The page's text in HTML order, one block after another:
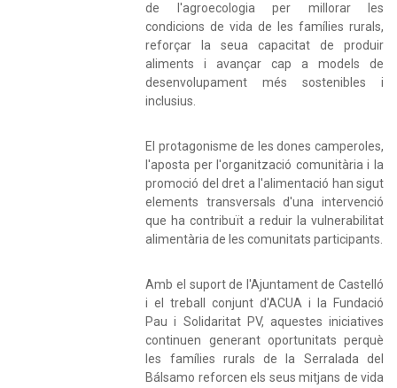
de l'agroecologia per millorar les
condicions de vida de les famílies rurals,
reforçar la seua capacitat de produir
aliments i avançar cap a models de
desenvolupament més sostenibles i
inclusius.
El protagonisme de les dones camperoles,
l'aposta per l'organització comunitària i la
promoció del dret a l'alimentació han sigut
elements transversals d'una intervenció
que ha contribuït a reduir la vulnerabilitat
alimentària de les comunitats participants.
Amb el suport de l'Ajuntament de Castelló
i el treball conjunt d'ACUA i la Fundació
Pau i Solidaritat PV, aquestes iniciatives
continuen generant oportunitats perquè
les famílies rurals de la Serralada del
Bálsamo reforcen els seus mitjans de vida